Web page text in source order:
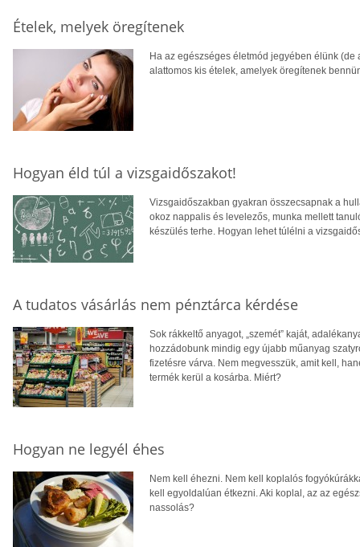
Ételek, melyek öregítenek
Ha az egészséges életmód jegyében élünk
alattomos kis ételek, amelyek öregítenek
Hogyan éld túl a vizsgaidőszakot!
Vizsgaidőszakban gyakran összecsapnak a
okoz nappalis és levelezős, munka mellett
készülés terhe. Hogyan lehet túlélni a
A tudatos vásárlás nem pénztárca kérdése
Sok rákkeltő anyagot, „szemét” kaját,
hozzádobunk mindig egy újabb műanyag
fizetésre várva. Nem megvesszük, amit kell,
termék kerül a kosárba. Miért?
Hogyan ne legyél éhes
Nem kell éhezni. Nem kell koplalós
kell egyoldalúan étkezni. Aki koplal, az az
nassolás?